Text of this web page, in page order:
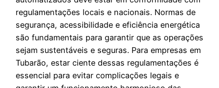
regulamentações locais e nacionais. Normas de
segurança, acessibilidade e eficiência energética
são fundamentais para garantir que as operações
sejam sustentáveis e seguras. Para empresas em
Tubarão, estar ciente dessas regulamentações é
essencial para evitar complicações legais e